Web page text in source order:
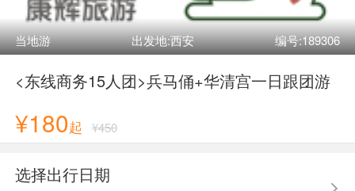
当地游 出发地:西安 编号:189306
<东线商务15人团>兵马俑+华清宫一日跟团游
¥180起 ¥450
选择出行日期